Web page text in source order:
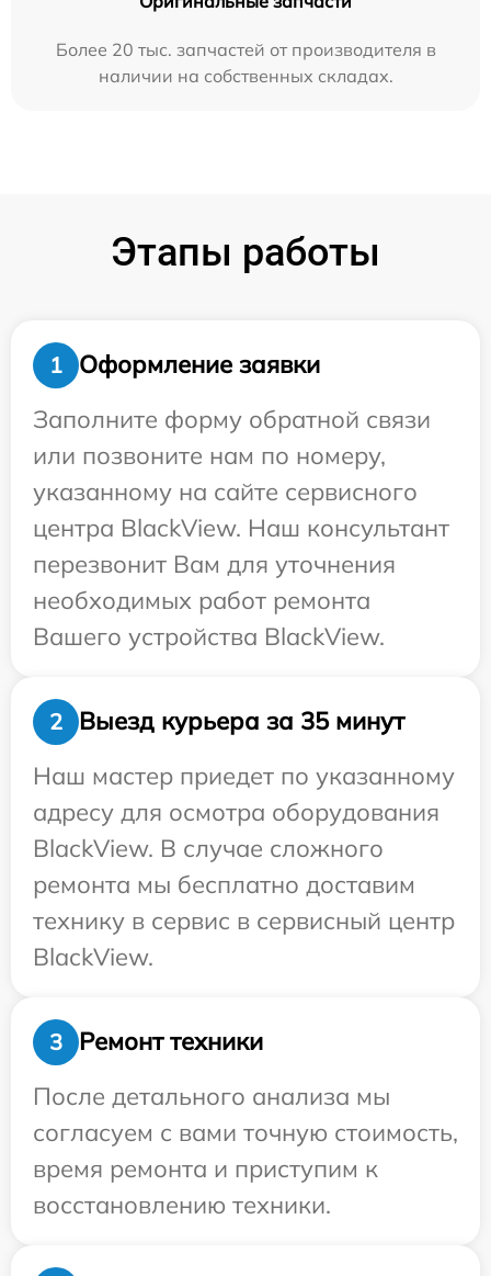
Более 20 тыс. запчастей от производителя в
наличии на собственных складах.
Этапы работы
1
Оформление заявки
Заполните форму обратной связи
или позвоните нам по номеру,
указанному на сайте сервисного
центра BlackView. Наш консультант
перезвонит Вам для уточнения
необходимых работ ремонта
Вашего устройства BlackView.
2
Выезд курьера за 35 минут
Наш мастер приедет по указанному
адресу для осмотра оборудования
BlackView. В случае сложного
ремонта мы бесплатно доставим
технику в сервис в сервисный центр
BlackView.
3
Ремонт техники
После детального анализа мы
согласуем с вами точную стоимость,
время ремонта и приступим к
восстановлению техники.